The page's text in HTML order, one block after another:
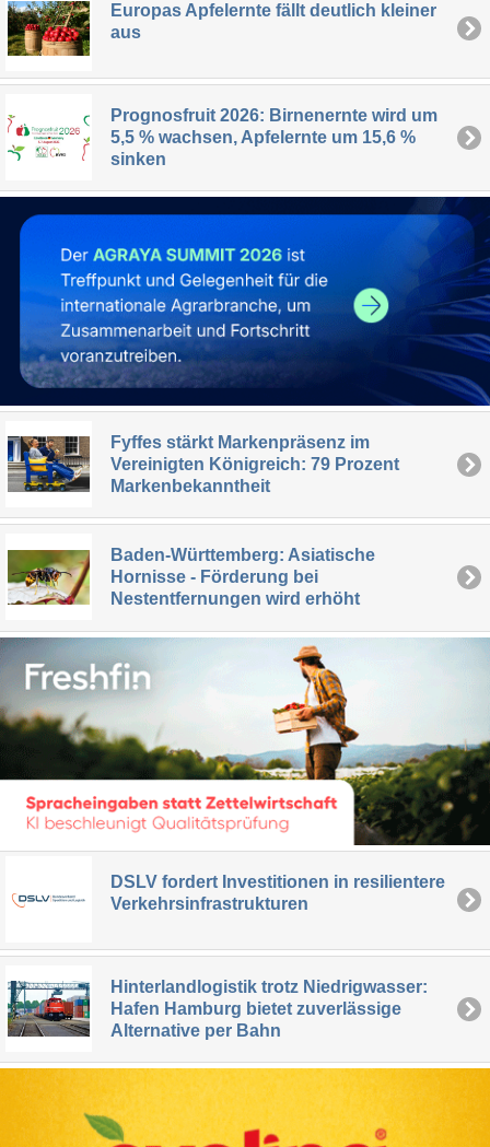
Europas Apfelernte fällt deutlich kleiner
aus
Prognosfruit 2026: Birnenernte wird um
5,5 % wachsen, Apfelernte um 15,6 %
sinken
Fyffes stärkt Markenpräsenz im
Vereinigten Königreich: 79 Prozent
Markenbekanntheit
Baden-Württemberg: Asiatische
Hornisse - Förderung bei
Nestentfernungen wird erhöht
DSLV fordert Investitionen in resilientere
Verkehrsinfrastrukturen
Hinterlandlogistik trotz Niedrigwasser:
Hafen Hamburg bietet zuverlässige
Alternative per Bahn